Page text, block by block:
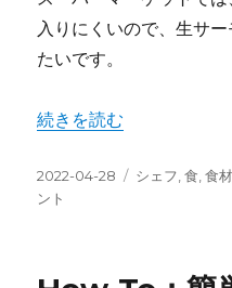
入りにくいので、生サ
たいです。
“How-To：酢から寿司
続きを読む
投
稿
2022-04-28
カ
シェフ ,食 ,食材
ント